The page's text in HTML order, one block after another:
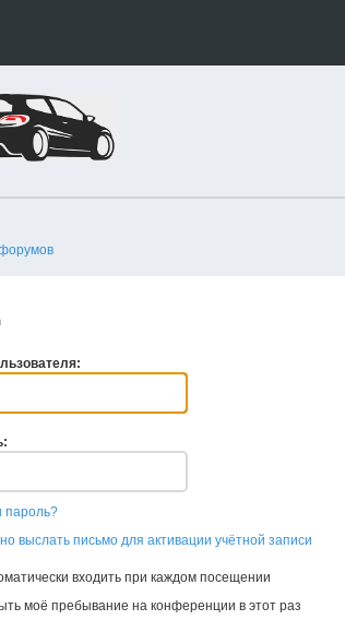
пароль?
выслать письмо для активации учётной записи
входить при каждом посещении
моё пребывание на конференции в этот раз